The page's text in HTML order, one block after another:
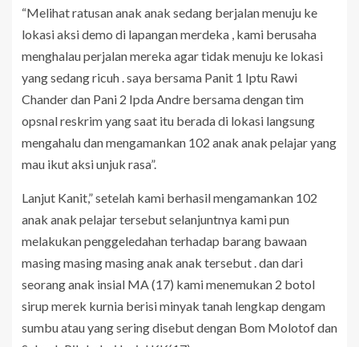
“Melihat ratusan anak anak sedang berjalan menuju ke
lokasi aksi demo di lapangan merdeka , kami berusaha
menghalau perjalan mereka agar tidak menuju ke lokasi
yang sedang ricuh . saya bersama Panit 1 Iptu Rawi
Chander dan Pani 2 Ipda Andre bersama dengan tim
opsnal reskrim yang saat itu berada di lokasi langsung
mengahalu dan mengamankan 102 anak anak pelajar yang
mau ikut aksi unjuk rasa”.
Lanjut Kanit,” setelah kami berhasil mengamankan 102
anak anak pelajar tersebut selanjuntnya kami pun
melakukan penggeledahan terhadap barang bawaan
masing masing masing anak anak tersebut . dan dari
seorang anak insial MA (17) kami menemukan 2 botol
sirup merek kurnia berisi minyak tanah lengkap dengam
sumbu atau yang sering disebut dengan Bom Molotof dan